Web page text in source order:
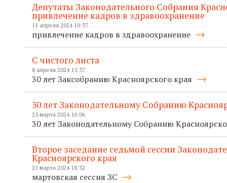
Депутаты Законодательного Собрания
привлечение кадров в здравоохранение
11 апреля 2024 10:37
привлечение кадров в здравоохранение
С чистого листа
8 апреля 2024 15:37
30 лет Заксобранию Красноярского края
30 лет Законодательному Собранию
25 марта 2024 10:06
30 лет Законодательному Собранию
Второе заседание седьмой сессии
Красноярского края
21 марта 2024 18:32
мартовская сессия ЗС